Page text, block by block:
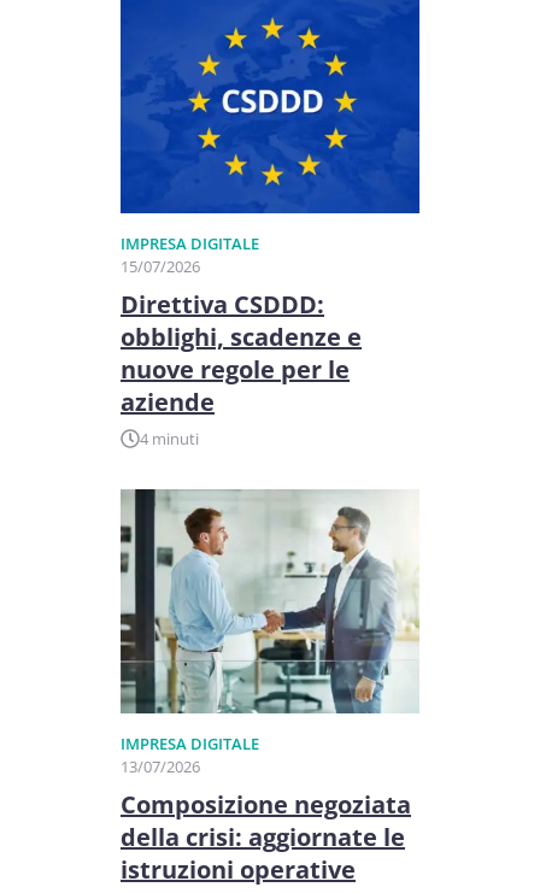
IMPRESA DIGITALE
15/07/2026
Direttiva CSDDD:
obblighi, scadenze e
nuove regole per le
aziende
4 minuti
IMPRESA DIGITALE
13/07/2026
Composizione negoziata
della crisi: aggiornate le
istruzioni operative